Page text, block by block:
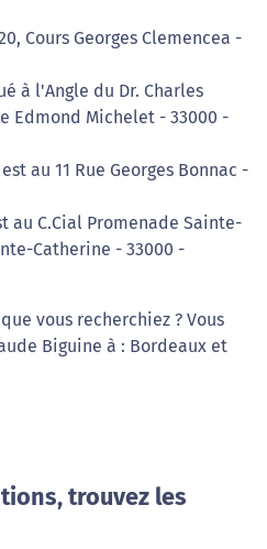
Cours Georges Clemencea -
à l'Angle du Dr. Charles
Edmond Michelet - 33000 -
au 11 Rue Georges Bonnac -
au C.Cial Promenade Sainte-
Catherine - 33000 -
vous recherchiez ? Vous
Biguine à : Bordeaux et
trouvez les